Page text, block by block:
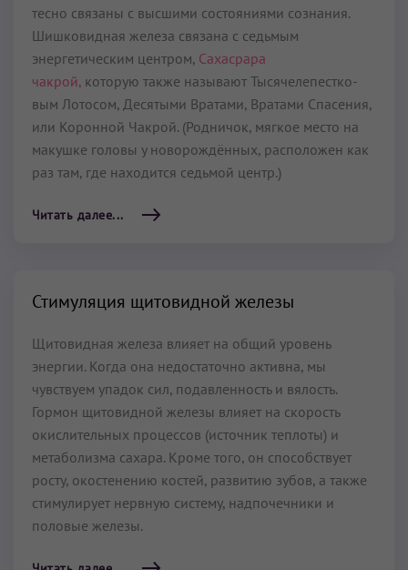
тесно связаны с высшими состояниями сознания.
Шишковидная железа связана с седьмым
энергетическим цент­ром, Сахасрара
чакрой, которую также называют Тысячелепестко­
вым Лотосом, Десятыми Вратами, Вратами Спасения,
или Ко­ронной Чакрой. (Родничок, мягкое место на
макушке головы у ново­рождённых, расположен как
раз там, где находится седьмой центр.)
Читать далее...
Стимуляция щитовидной железы
Щитовидная железа влияет на общий уровень
энергии. Когда она недостаточно активна, мы
чувствуем упадок сил, подавленность и вялость.
Гормон щитовидной железы влияет на скорость
окислительных процессов (источник теплоты) и
метаболизма сахара. Кроме того, он способствует
росту, окостенению костей, развитию зубов, а также
стимулирует нервную систему, надпочечники и
половые железы.